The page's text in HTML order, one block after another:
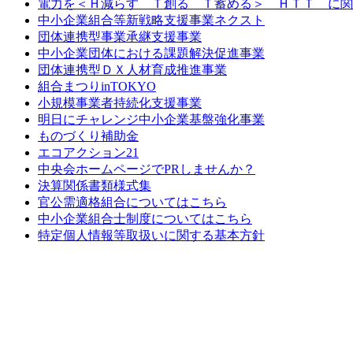
電力を＜Ｈ減らす Ｔ創る Ｔ蓄める＞ ＨＴＴ に関
中小企業組合等新戦略支援事業ネクスト
団体連携型事業承継支援事業
中小企業団体における課題解決促進事業
団体連携型ＤＸ人材育成推進事業
組合まつりinTOKYO
小規模事業者持続化支援事業
明日にチャレンジ中小企業基盤強化事業
ものづくり補助金
エコアクション21
中央会ホームページでPRしませんか？
決算関係書類様式集
官公需適格組合についてはこちら
中小企業組合士制度についてはこちら
特定個人情報等取扱いに関する基本方針